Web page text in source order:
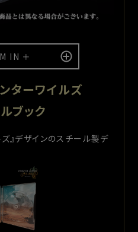
IN ＋
ターワイルズ
ブック
』デザインのスチール製デ